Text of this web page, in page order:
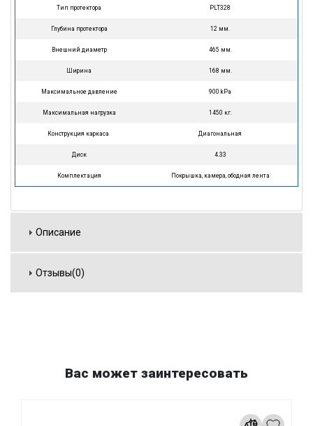
Тип протектора PLT328
Глубина протектора 12 мм.
Внешний диаметр 465 мм.
Ширина 168 мм.
Максимальное давление 900 kPa
Максимальная нагрузка 1450 кг.
Конструкция каркаса Диагональная
Диск 4.33
Комплектация Покрышка, камера, ободная лента
Описание
Отзывы(0)
Вас может заинтересовать